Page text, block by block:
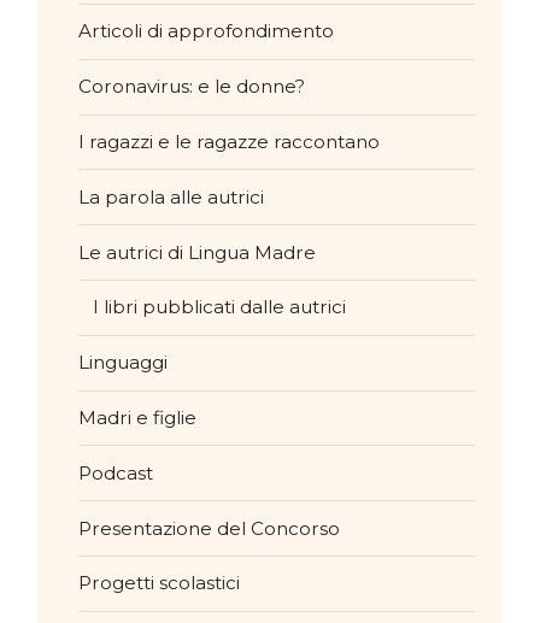
Articoli di approfondimento
Coronavirus: e le donne?
I ragazzi e le ragazze raccontano
La parola alle autrici
Le autrici di Lingua Madre
I libri pubblicati dalle autrici
Linguaggi
Madri e figlie
Podcast
Presentazione del Concorso
Progetti scolastici